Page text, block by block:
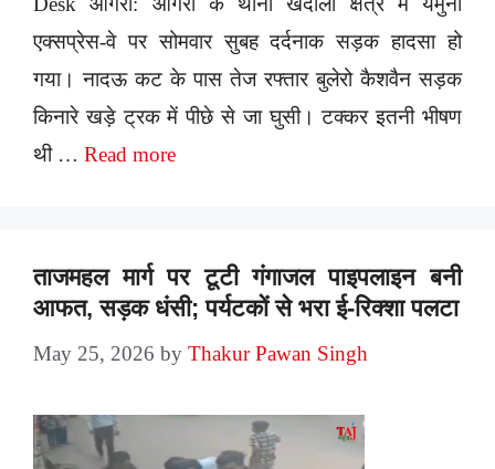
एक्सप्रेस-वे पर सोमवार सुबह दर्दनाक सड़क हादसा हो
गया। नादऊ कट के पास तेज रफ्तार बुलेरो कैशवैन सड़क
किनारे खड़े ट्रक में पीछे से जा घुसी। टक्कर इतनी भीषण
थी … Read more
ताजमहल मार्ग पर टूटी गंगाजल पाइपलाइन बनी
आफत, सड़क धंसी; पर्यटकों से भरा ई-रिक्शा पलटा
May 25, 2026 by Thakur Pawan Singh